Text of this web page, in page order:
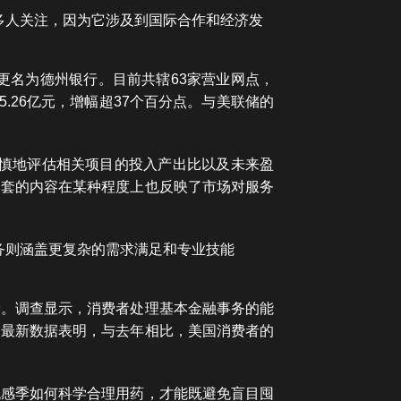
关注，因为它涉及到国际合作和经济发
为德州银行。目前共辖63家营业网点，
亿元，增幅超37个百分点。与美联储的
地评估相关项目的投入产出比以及未来盈
的内容在某种程度上也反映了市场对服务
涵盖更复杂的需求满足和专业技能
调查显示，消费者处理基本金融事务的能
新数据表明，与去年相比，美国消费者的
季如何科学合理用药，才能既避免盲目囤